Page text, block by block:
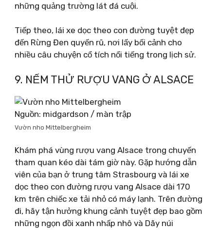
những quảng trường lát đá cuội.
Tiếp theo, lái xe dọc theo con đường tuyệt đẹp
đến Rừng Đen quyến rũ, nơi lấy bối cảnh cho
nhiều câu chuyện cổ tích nổi tiếng trong lịch sử.
9. NẾM THỬ RƯỢU VANG Ở ALSACE
Nguồn: midgardson / màn trập
Vườn nho Mittelbergheim
Khám phá vùng rượu vang Alsace trong chuyến
tham quan kéo dài tám giờ này. Gặp hướng dẫn
viên của bạn ở trung tâm Strasbourg và lái xe
dọc theo con đường rượu vang Alsace dài 170
km trên chiếc xe tải nhỏ có máy lạnh. Trên đường
đi, hãy tận hưởng khung cảnh tuyệt đẹp bao gồm
những ngọn đồi xanh nhấp nhô và Dãy núi